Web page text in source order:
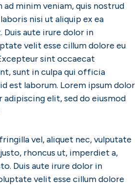
ad minim veniam, quis nostrud
nisi ut aliquip ex ea
aute irure dolor in
velit esse cillum dolore eu
sint occaecat
sunt in culpa qui officia
est laborum. Lorem ipsum dolor
elit, sed do eiusmod
vel, aliquet nec, vulputate
rhoncus ut, imperdiet a,
Duis aute irure dolor in
velit esse cillum dolore